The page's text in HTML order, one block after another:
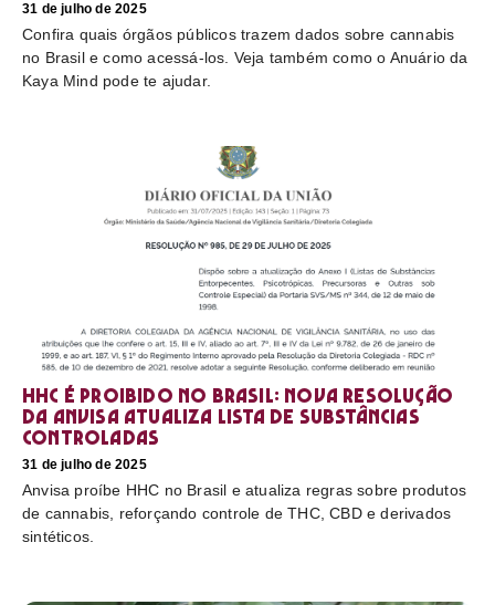
31 de julho de 2025
Confira quais órgãos públicos trazem dados sobre cannabis
no Brasil e como acessá-los. Veja também como o Anuário da
Kaya Mind pode te ajudar.
HHC é proibido no Brasil: nova resolução
da Anvisa atualiza lista de substâncias
controladas
31 de julho de 2025
Anvisa proíbe HHC no Brasil e atualiza regras sobre produtos
de cannabis, reforçando controle de THC, CBD e derivados
sintéticos.